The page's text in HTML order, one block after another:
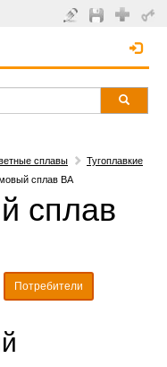
сплавы
Тугоплавкие
сплав ВА
сплав
Потребители